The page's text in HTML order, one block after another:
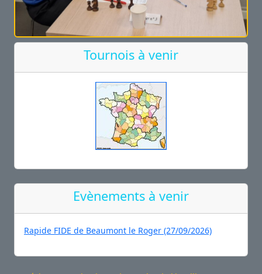
Tournois à venir
Evènements à venir
Rapide FIDE de Beaumont le Roger (27/09/2026)